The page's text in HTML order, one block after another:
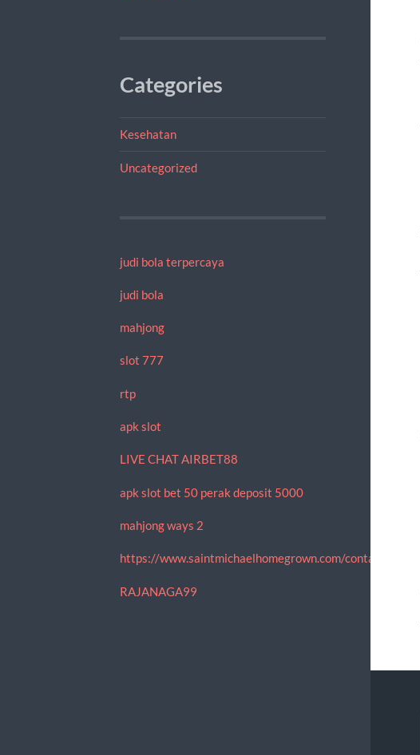
Categories
Kesehatan
Uncategorized
judi bola terpercaya
judi bola
mahjong
slot 777
rtp
apk slot
LIVE CHAT AIRBET88
apk slot bet 50 perak deposit 5000
mahjong ways 2
https://www.saintmichaelhomegrown.com/contact
RAJANAGA99